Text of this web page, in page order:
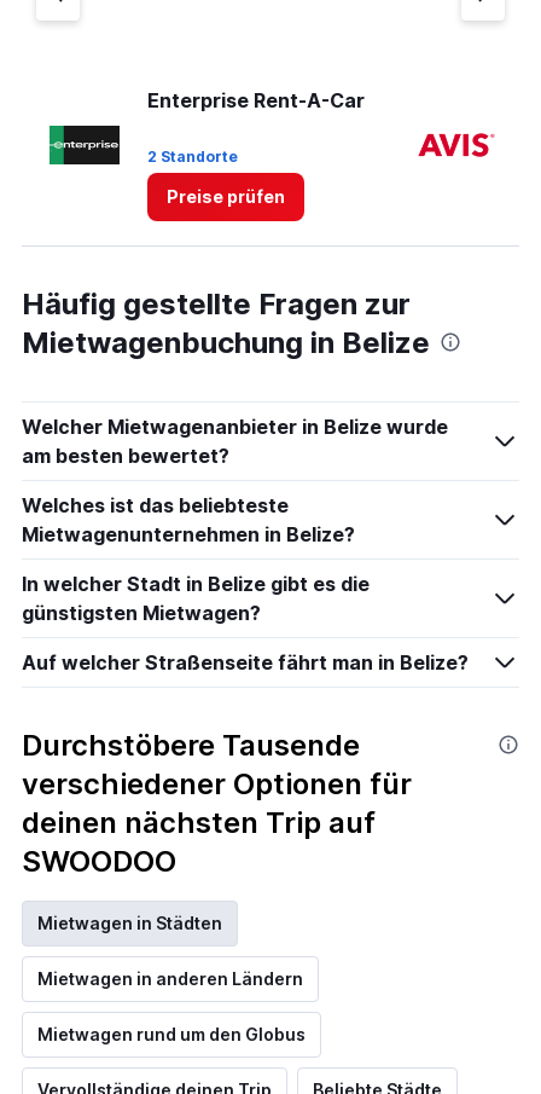
Enterprise Rent-A-Car
2 Standorte
Preise prüfen
Häufig gestellte Fragen zur
Mietwagenbuchung in Belize
Welcher Mietwagenanbieter in Belize wurde
am besten bewertet?
Welches ist das beliebteste
Mietwagenunternehmen in Belize?
In welcher Stadt in Belize gibt es die
günstigsten Mietwagen?
Auf welcher Straßenseite fährt man in Belize?
Durchstöbere Tausende
verschiedener Optionen für
deinen nächsten Trip auf
SWOODOO
Mietwagen in Städten
Mietwagen in anderen Ländern
Mietwagen rund um den Globus
Vervollständige deinen Trip Beliebte Städte